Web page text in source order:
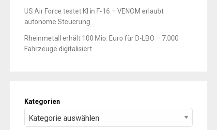
US Air Force testet KI in F-16 – VENOM erlaubt
autonome Steuerung
Rheinmetall erhält 100 Mio. Euro für D-LBO – 7.000
Fahrzeuge digitalisiert
Kategorien